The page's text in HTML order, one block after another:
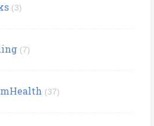
(3)
(7)
(37)